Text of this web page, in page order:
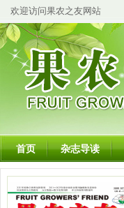
欢迎访问果农之友网站
首页 杂志导读